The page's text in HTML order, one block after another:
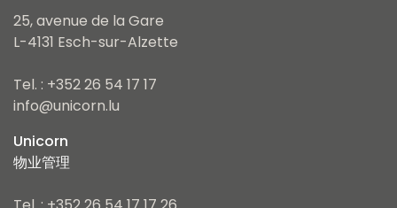
25, avenue de la Gare
L-4131 Esch-sur-Alzette
Tel. : +352 26 54 17 17
info@unicorn.lu
Unicorn
物业管理